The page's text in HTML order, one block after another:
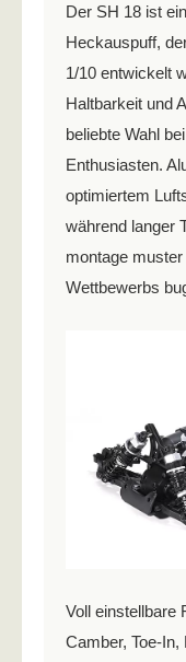
Der SH 18 ist
Heckauspuff,
1/10 entwickelt
Haltbarkeit und
beliebte Wahl
Enthusiasten.
optimiertem
während langer
montage
Wettbewerbs
Voll einstellbare
Camber, Toe-